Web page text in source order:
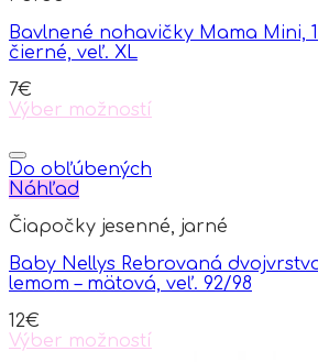
Bavlnené nohavičky Mama Mini,
čierné, veľ. XL
7€
Výber možností
product
has
multiple
The
may
be
on
the
Do obľúbených
Náhľad
Čiapočky jesenné, jarné
Baby Nellys Rebrovaná
lemom – mätová, veľ. 92/98
12€
Výber možností